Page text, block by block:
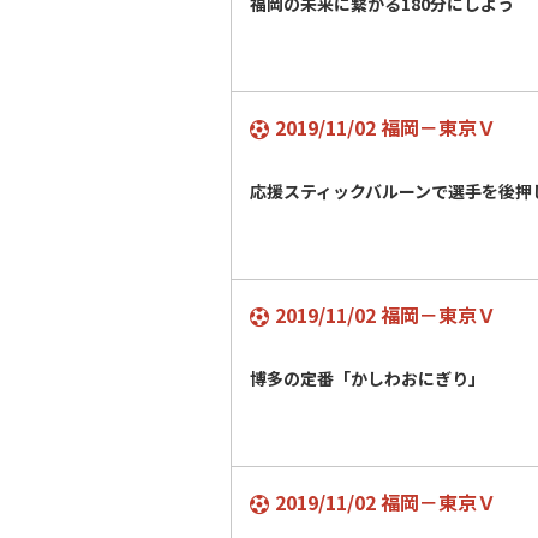
2019/11/02 福岡－東京Ｖ
応援スティックバルーンで選手を後
2019/11/02 福岡－東京Ｖ
博多の定番「かしわおにぎり」
2019/11/02 福岡－東京Ｖ